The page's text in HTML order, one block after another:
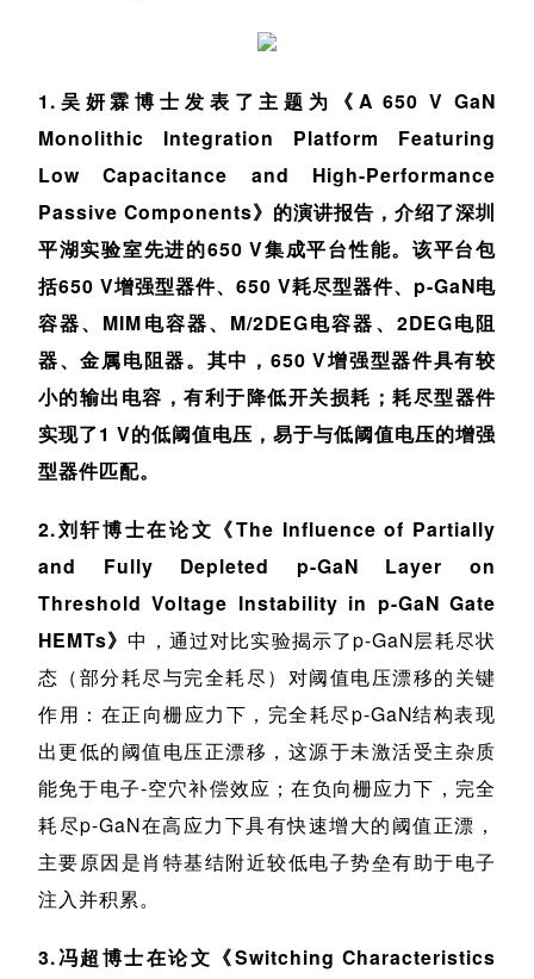
1.吴妍霖博士发表了主题为《A 650 V GaN
Monolithic Integration Platform Featuring
Low Capacitance and High-Performance
Passive Components》的演讲报告，介绍了深圳
平湖实验室先进的650 V集成平台性能。该平台包
括650 V增强型器件、650 V耗尽型器件、p-GaN电
容器、MIM电容器、M/2DEG电容器、2DEG电阻
器、金属电阻器。其中，650 V增强型器件具有较
小的输出电容，有利于降低开关损耗；耗尽型器件
实现了1 V的低阈值电压，易于与低阈值电压的增强
型器件匹配。
2.刘轩博士在论文《The Influence of Partially
and Fully Depleted p-GaN Layer on
Threshold Voltage Instability in p-GaN Gate
HEMTs》中，通过对比实验揭示了p-GaN层耗尽状
态（部分耗尽与完全耗尽）对阈值电压漂移的关键
作用：在正向栅应力下，完全耗尽p-GaN结构表现
出更低的阈值电压正漂移，这源于未激活受主杂质
能免于电子-空穴补偿效应；在负向栅应力下，完全
耗尽p-GaN在高应力下具有快速增大的阈值正漂，
主要原因是肖特基结附近较低电子势垒有助于电子
注入并积累。
3.冯超博士在论文《Switching Characteristics